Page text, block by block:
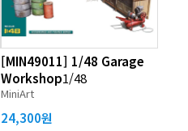
[MIN49011] 1/48 Garage
Workshop1/48
MiniArt
24,300원